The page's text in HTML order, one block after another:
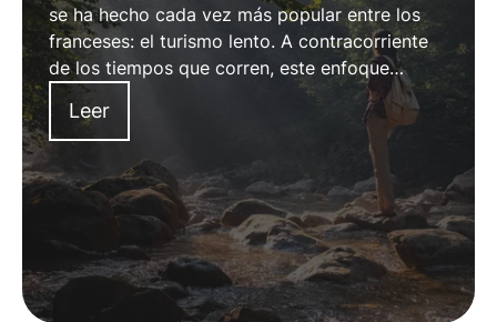
se ha hecho cada vez más popular entre los
franceses: el turismo lento. A contracorriente
de los tiempos que corren, este enfoque
favorece la calidad frente a la cantidad, la
autenticidad frente a la estandarización y el
respeto por el medio ambiente frente al
consumismo desenfrenado.
Leer